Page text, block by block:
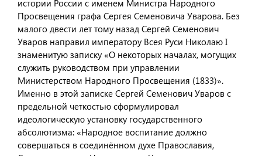
истории России с именем Министра Народного
Просвещения графа Сергея Семеновича Уварова. Без
малого двести лет тому назад Сергей Семенович
Уваров направил императору Всея Руси Николаю I
знаменитую записку «О некоторых началах, могущих
служить руководством при управлении
Министерством Народного Просвещения (1833)».
Именно в этой записке Сергей Семенович Уваров с
предельной четкостью сформулировал
идеологическую установку государственного
абсолютизма: «Народное воспитание должно
совершаться в соединённом духе Православия,